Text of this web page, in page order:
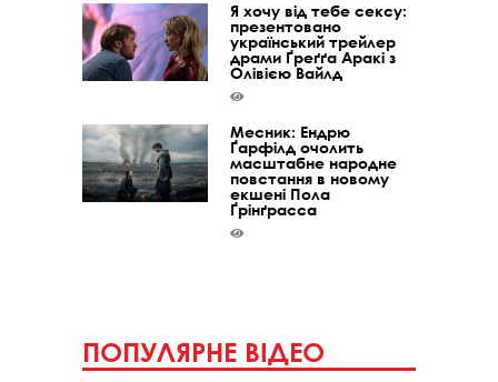
Я хочу від тебе сексу:
презентовано
український трейлер
драми Ґреґґа Аракі з
Олівією Вайлд
Месник: Ендрю
Ґарфілд очолить
масштабне народне
повстання в новому
екшені Пола
Ґрінґрасса
ПОПУЛЯРНЕ ВІДЕО